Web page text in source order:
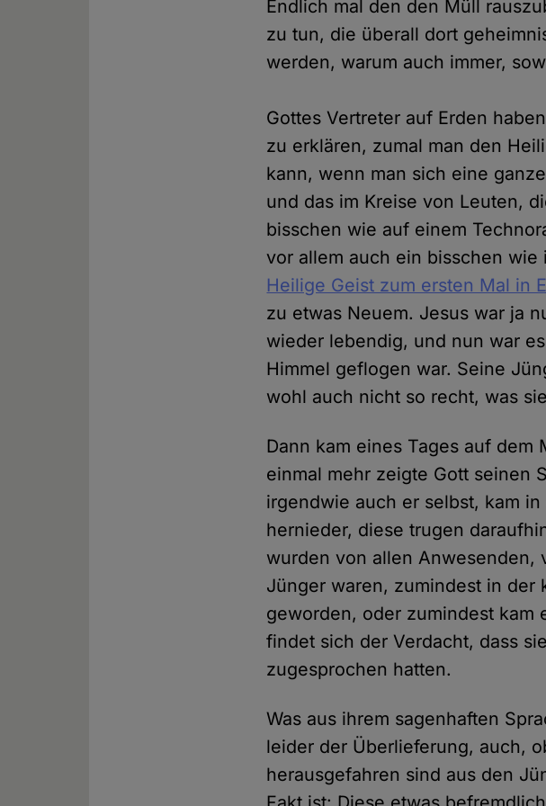
Endlich mal den den Müll
zu tun, die überall dort
werden, warum auch immer,
Gottes Vertreter auf Erden
zu erklären, zumal man den
kann, wenn man sich eine
und das im Kreise von Leuten,
bisschen wie auf einem
vor allem auch ein bisschen
Heilige Geist zum ersten Mal in
zu etwas Neuem. Jesus war ja
wieder lebendig, und nun war
Himmel geflogen war. Seine
wohl auch nicht so recht, was
Dann kam eines Tages auf
einmal mehr zeigte Gott seinen
irgendwie auch er selbst, kam
hernieder, diese trugen
wurden von allen Anwesenden,
Jünger waren, zumindest in
geworden, oder zumindest kam
findet sich der Verdacht, dass
zugesprochen hatten.
Was aus ihrem sagenhaften
leider der Überlieferung, auch,
herausgefahren sind aus den